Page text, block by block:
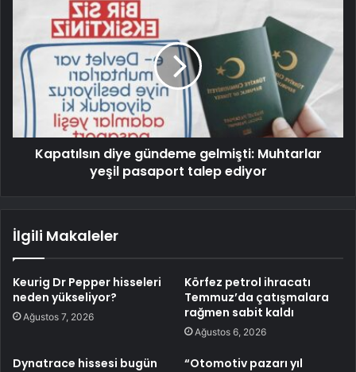
Kapatılsın diye gündeme gelmişti: Muhtarlar
yeşil pasaport talep ediyor
İlgili Makaleler
Keurig Dr Pepper hisseleri
neden yükseliyor?
Ağustos 7, 2026
Körfez petrol ihracatı
Temmuz’da çatışmalara
rağmen sabit kaldı
Ağustos 6, 2026
Dynatrace hissesi bugün
“Otomotiv pazarı yıl